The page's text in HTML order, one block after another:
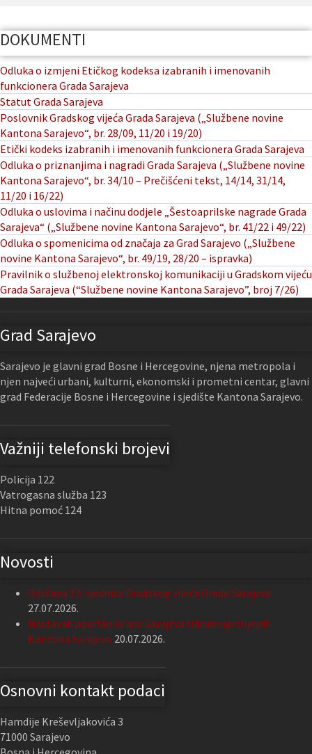
DOKUMENTI
Odluka o izmjeni Etičkog kodeksa izabranih i imenovanih
funkcionera Grada Sarajeva
Statut Grada Sarajeva
Poslovnik Gradskog vijeća Grada Sarajeva („Službene novine
Kantona Sarajevo“, br. 28/09, 11/20 i 19/20)
Etički kodeks izabranih i imenovanih funkcionera Grada Sarajeva
Odluka o priznanjima i nagradi Grada Sarajeva („Službene novine
Kantona Sarajevo“, br. 34/10 – Prečišćeni tekst, 14/14, 31/14,
11/20 i 16/22)
Odluka o uslovima i načinu dodjele „Šestoaprilske nagrade Grada
Sarajeva“ („Službene novine Kantona Sarajevo“, br. 41/22 i 49/22)
Odluka o spomenicima od značaja za Grad Sarajevo („Službene
novine Kantona Sarajevo“, br. 49/19, 28/20 – ispravka)
Pravilnik o službenoj elektronskoj komunikaciji u Gradskom vijeću
Grada Sarajeva (“Službene novine Kantona Sarajevo”, broj 7/26)
Grad Sarajevo
Sarajevo je glavni grad Bosne i Hercegovine, njena metropola i
njen najveći urbani, kulturni, ekonomski i prometni centar, glavni
grad Federacije Bosne i Hercegovine i sjedište Kantona Sarajevo.
Važniji telefonski brojevi
Policija 122
Vatrogasna služba 123
Hitna pomoć 124
Novosti
Održana 13. sjednica Gradskog vijeća Grada Sarajeva
27.07.2026.
Nastavak podrške Grada Sarajeva Udruženju slijepih
Kantona Sarajevo 20.07.2026.
Osnovni kontakt podaci
Hamdije Kreševljakovića 3
71000 Sarajevo